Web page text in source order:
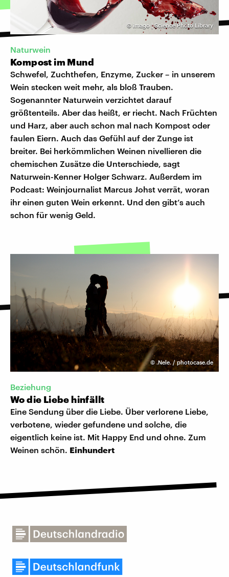
© imago | Science Photo Library
Naturwein
Kompost im Mund
Schwefel, Zuchthefen, Enzyme, Zucker – in unserem
Wein stecken weit mehr, als bloß Trauben.
Sogenannter Naturwein verzichtet darauf
größtenteils. Aber das heißt, er riecht. Nach Früchten
und Harz, aber auch schon mal nach Kompost oder
faulen Eiern. Auch das Gefühl auf der Zunge ist
breiter. Bei herkömmlichen Weinen nivellieren die
chemischen Zusätze die Unterschiede, sagt
Naturwein-Kenner Holger Schwarz. Außerdem im
Podcast: Weinjournalist Marcus Johst verrät, woran
ihr einen guten Wein erkennt. Und den gibt’s auch
schon für wenig Geld.
© .Nele. / photocase.de
Beziehung
Wo die Liebe hinfällt
Eine Sendung über die Liebe. Über verlorene Liebe,
verbotene, wieder gefundene und solche, die
eigentlich keine ist. Mit Happy End und ohne. Zum
Weinen schön. Einhundert